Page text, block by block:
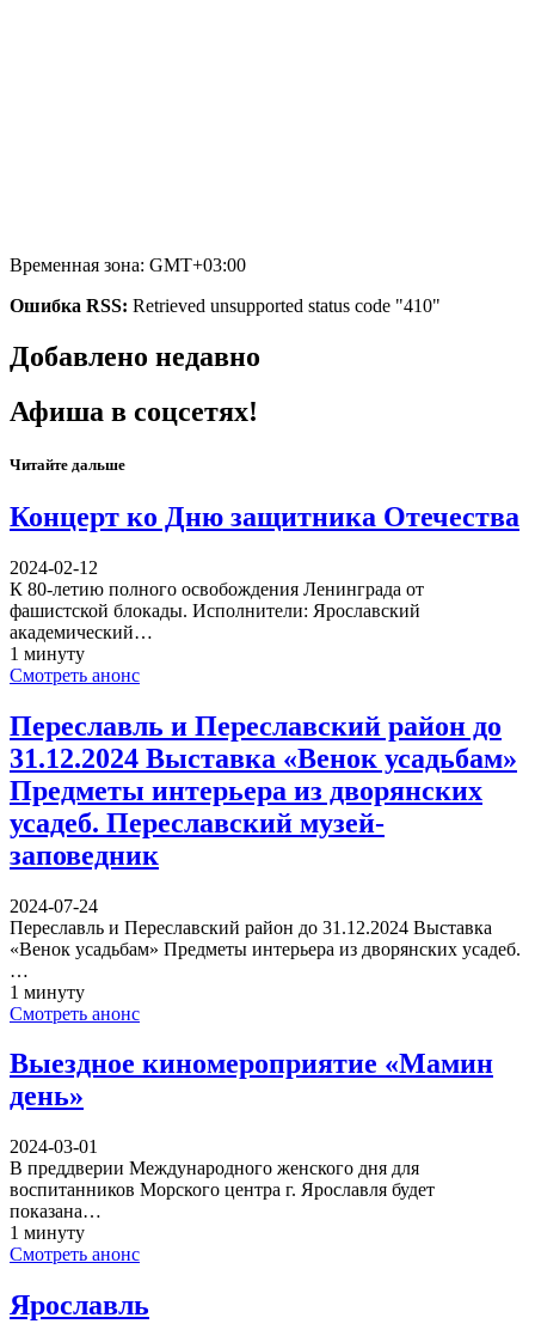
Временная зона: GMT+03:00
Ошибка RSS: Retrieved unsupported status code "410"
Добавлено недавно
Афиша в соцсетях!
Читайте дальше
Концерт ко Дню защитника Отечества
2024-02-12
К 80-летию полного освобождения Ленинграда от
фашистской блокады. Исполнители: Ярославский
академический…
1 минуту
Смотреть анонс
Переславль и Переславский район до
31.12.2024 Выставка «Венок усадьбам»
Предметы интерьера из дворянских
усадеб. Переславский музей-
заповедник
2024-07-24
Переславль и Переславский район до 31.12.2024 Выставка
«Венок усадьбам» Предметы интерьера из дворянских усадеб.
…
1 минуту
Смотреть анонс
Выездное киномероприятие «Мамин
день»
2024-03-01
В преддверии Международного женского дня для
воспитанников Морского центра г. Ярославля будет
показана…
1 минуту
Смотреть анонс
Ярославль